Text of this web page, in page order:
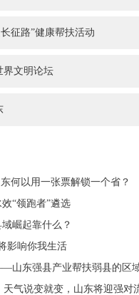
征路”健康帮扶活动
界文明论坛
何以用一张票解锁一个省？
“领跑者”遴选
崛起靠什么？
影响你我生活
天气说变就变，山东将迎强对